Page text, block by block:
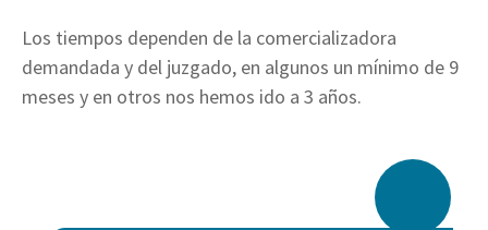
Los tiempos dependen de la comercializadora
demandada y del juzgado, en algunos un mínimo de 9
meses y en otros nos hemos ido a 3 años.